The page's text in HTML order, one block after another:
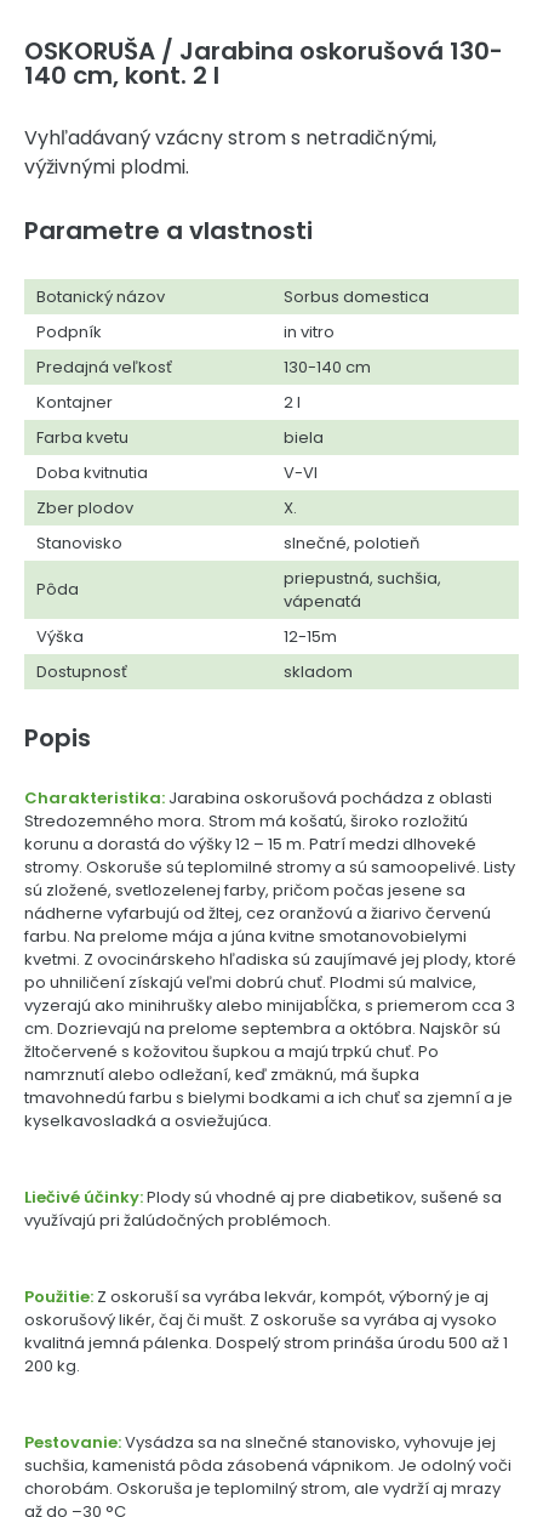
OSKORUŠA / Jarabina oskorušová 130-
140 cm, kont. 2 l
Vyhľadávaný vzácny strom s netradičnými,
výživnými plodmi.
Parametre a vlastnosti
Botanický názov
Sorbus domestica
Podpník
in vitro
Predajná veľkosť
130-140 cm
Kontajner
2 l
Farba kvetu
biela
Doba kvitnutia
V-VI
Zber plodov
X.
Stanovisko
slnečné, polotieň
Pôda
priepustná, suchšia,
vápenatá
Výška
12-15m
Dostupnosť
skladom
Popis
Charakteristika: Jarabina oskorušová pochádza z oblasti
Stredozemného mora. Strom má košatú, široko rozložitú
korunu a dorastá do výšky 12 – 15 m. Patrí medzi dlhoveké
stromy. Oskoruše sú teplomilné stromy a sú samoopelivé. Listy
sú zložené, svetlozelenej farby, pričom počas jesene sa
nádherne vyfarbujú od žltej, cez oranžovú a žiarivo červenú
farbu. Na prelome mája a júna kvitne smotanovobielymi
kvetmi. Z ovocinárskeho hľadiska sú zaujímavé jej plody, ktoré
po uhniličení získajú veľmi dobrú chuť. Plodmi sú malvice,
vyzerajú ako minihrušky alebo minijabĺčka, s priemerom cca 3
cm. Dozrievajú na prelome septembra a októbra. Najskôr sú
žltočervené s kožovitou šupkou a majú trpkú chuť. Po
namrznutí alebo odležaní, keď zmäknú, má šupka
tmavohnedú farbu s bielymi bodkami a ich chuť sa zjemní a je
kyselkavosladká a osviežujúca.
Liečivé účinky:Plody sú vhodné aj pre diabetikov, sušené sa
využívajú pri žalúdočných problémoch.
Použitie: Z oskoruší sa vyrába lekvár, kompót, výborný je aj
oskorušový likér, čaj či mušt. Z oskoruše sa vyrába aj vysoko
kvalitná jemná pálenka. Dospelý strom prináša úrodu 500 až 1
200 kg.
Pestovanie:Vysádza sa na slnečné stanovisko, vyhovuje jej
suchšia, kamenistá pôda zásobená vápnikom. Je odolný voči
chorobám. Oskoruša je teplomilný strom, ale vydrží aj mrazy
až do –30 °C